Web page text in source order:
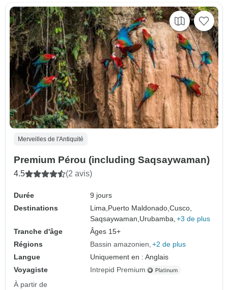
Merveilles de l'Antiquité
Premium Pérou (including Saqsaywaman)
4.5 (2 avis)
Durée
9 jours
Destinations
Lima,Puerto Maldonado,Cusco,
Saqsaywaman,Urubamba, +3 de plus
Tranche d'âge
Âges 15+
Régions
Bassin amazonien +2 de plus
Langue
Uniquement en : Anglais
Voyagiste
Intrepid Premium
À partir de